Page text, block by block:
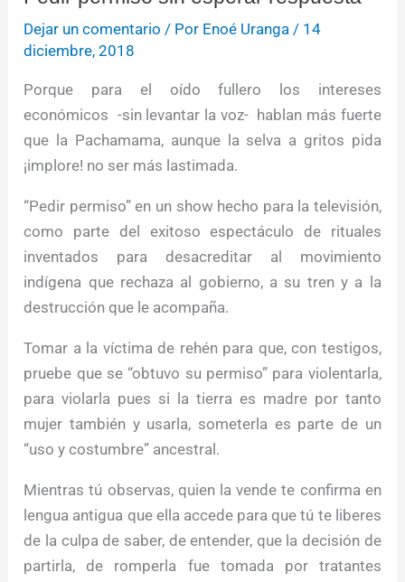
Dejar un comentario / Por Enoé Uranga / 14
diciembre, 2018
Porque para el oído fullero los intereses
económicos -sin levantar la voz- hablan más fuerte
que la Pachamama, aunque la selva a gritos pida
¡implore! no ser más lastimada.
“Pedir permiso” en un show hecho para la televisión,
como parte del exitoso espectáculo de rituales
inventados para desacreditar al movimiento
indígena que rechaza al gobierno, a su tren y a la
destrucción que le acompaña.
Tomar a la víctima de rehén para que, con testigos,
pruebe que se “obtuvo su permiso” para violentarla,
para violarla pues si la tierra es madre por tanto
mujer también y usarla, someterla es parte de un
“uso y costumbre” ancestral.
Mientras tú observas, quien la vende te confirma en
lengua antigua que ella accede para que tú te liberes
de la culpa de saber, de entender, que la decisión de
partirla, de romperla fue tomada por tratantes